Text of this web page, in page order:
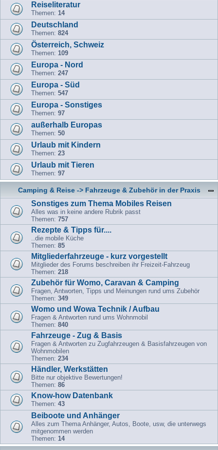
Reiseliteratur
Themen: 14
Deutschland
Themen: 824
Österreich, Schweiz
Themen: 109
Europa - Nord
Themen: 247
Europa - Süd
Themen: 547
Europa - Sonstiges
Themen: 97
außerhalb Europas
Themen: 50
Urlaub mit Kindern
Themen: 23
Urlaub mit Tieren
Themen: 97
Camping & Reise -> Fahrzeuge & Zubehör in der Praxis
Sonstiges zum Thema Mobiles Reisen
Alles was in keine andere Rubrik passt
Themen: 757
Rezepte & Tipps für....
..die mobile Küche
Themen: 85
Mitgliederfahrzeuge - kurz vorgestellt
Mitglieder des Forums beschreiben ihr Freizeit-Fahrzeug
Themen: 218
Zubehör für Womo, Caravan & Camping
Fragen, Antworten, Tipps und Meinungen rund ums Zubehör
Themen: 349
Womo und Wowa Technik / Aufbau
Fragen & Antworten rund ums Wohnmobil
Themen: 840
Fahrzeuge - Zug & Basis
Fragen & Antworten zu Zugfahrzeugen & Basisfahrzeugen von
Wohnmobilen
Themen: 234
Händler, Werkstätten
Bitte nur objektive Bewertungen!
Themen: 86
Know-how Datenbank
Themen: 43
Beiboote und Anhänger
Alles zum Thema Anhänger, Autos, Boote, usw, die unterwegs
mitgenommen werden
Themen: 14